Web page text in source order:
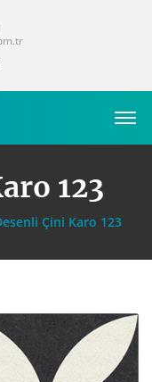
123
Çini Karo 123